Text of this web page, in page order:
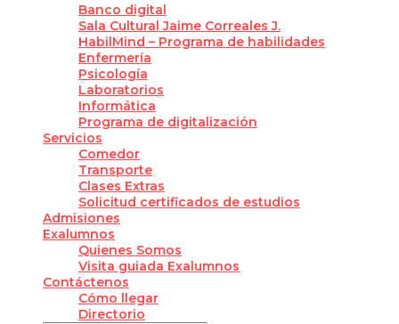
Banco digital
Sala Cultural Jaime Correales J.
HabilMind – Programa de habilidades
Enfermería
Psicología
Laboratorios
Informática
Programa de digitalización
Servicios
Comedor
Transporte
Clases Extras
Solicitud certificados de estudios
Admisiones
Exalumnos
Quienes Somos
Visita guiada Exalumnos
Contáctenos
Cómo llegar
Directorio